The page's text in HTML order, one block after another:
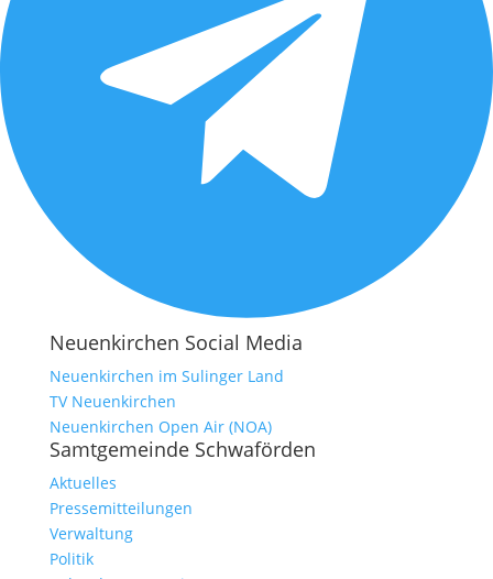
Neuenkirchen Social Media
Neuenkirchen im Sulinger Land
TV Neuenkirchen
Neuenkirchen Open Air (NOA)
Samtgemeinde Schwaförden
Aktuelles
Pressemitteilungen
Verwaltung
Politik